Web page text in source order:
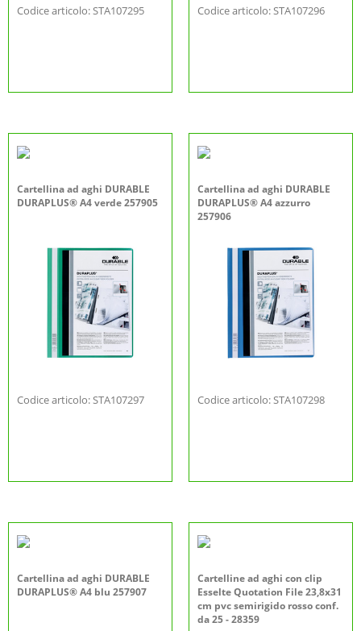
Codice articolo: STA107295 Codice articolo: STA107296
Cartellina ad aghi DURABLE
DURAPLUS® A4 verde 257905
Codice articolo: STA107297
Cartellina ad aghi DURABLE
DURAPLUS® A4 azzurro
257906
Codice articolo: STA107298
Cartellina ad aghi DURABLE
DURAPLUS® A4 blu 257907
Cartelline ad aghi con clip
Esselte Quotation File 23,8x31
cm pvc semirigido rosso conf.
da 25 - 28359